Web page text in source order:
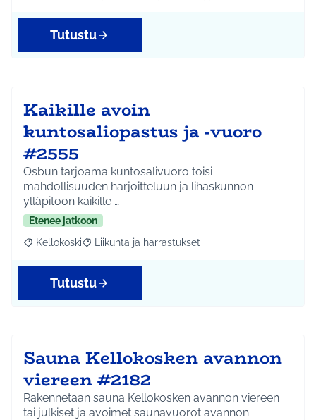
Tutustu
Kaikille avoin
kuntosaliopastus ja -vuoro
#2555
Osbun tarjoama kuntosalivuoro toisi
mahdollisuuden harjoitteluun ja lihaskunnon
ylläpitoon kaikille …
Etenee jatkoon
Rajaa tulokset aihepiirin mukaan: Kellokoski
Kellokoski Rajaa tulokset teeman mukaan: Liikunta ja
Liikunta ja harrastukset
Tutustu
Sauna Kellokosken avannon
viereen #2182
Rakennetaan sauna Kellokosken avannon viereen
tai julkiset ja avoimet saunavuorot avannon